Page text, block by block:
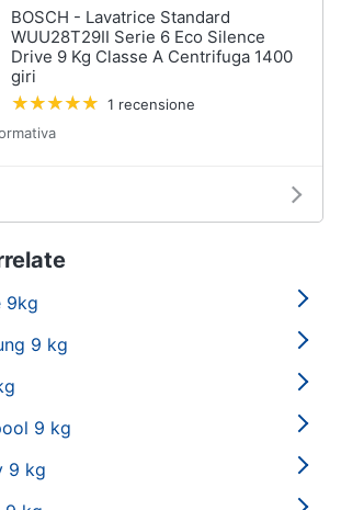
BOSCH - Lavatrice Standard
WUU28T29II Serie 6 Eco Silence
Drive 9 Kg Classe A Centrifuga 1400
giri
1 recensione
9kg
9 kg
9 kg
9 kg